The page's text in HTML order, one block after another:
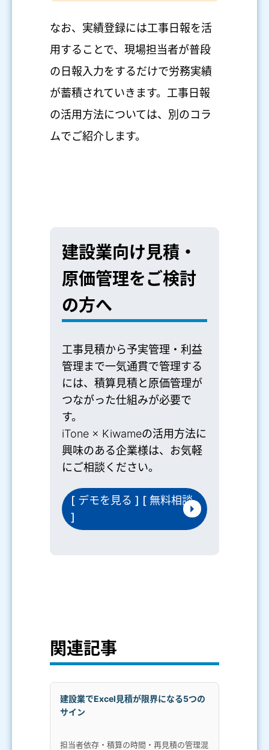
なお、実績登録には工事日報を活
用することで、現場担当者が普段
の日報入力をするだけで労務実績
が蓄積されていきます。工事日報
の活用方法については、別のコラ
ムでご紹介します。
建設業向け見積・
原価管理をご検討
の方へ
工事見積から予実管理・利益
管理まで一気通貫で管理する
には、積算見積と原価管理が
つながった仕組みが必要で
す。
iTone × Kiwameの活用方法に
興味のある企業様は、お気軽
にご相談ください。
[ デモを見る ] [ 無料相談
]
関連記事
建設業でExcel見積が限界になる5つの
サイン
担当者依存・積算の時間・再見積の管理混